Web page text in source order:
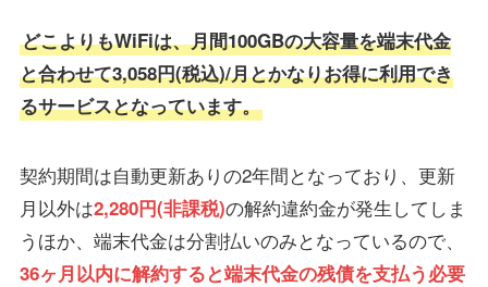
どこよりもWiFiは、月間100GBの大容量を端末代金
と合わせて3,058円(税込)/月とかなりお得に利用でき
るサービスとなっています。
契約期間は自動更新ありの2年間となっており、更新
月以外は2,280円(非課税)の解約違約金が発生してしま
うほか、端末代金は分割払いのみとなっているので、
36ヶ月以内に解約すると端末代金の残債を支払う必要